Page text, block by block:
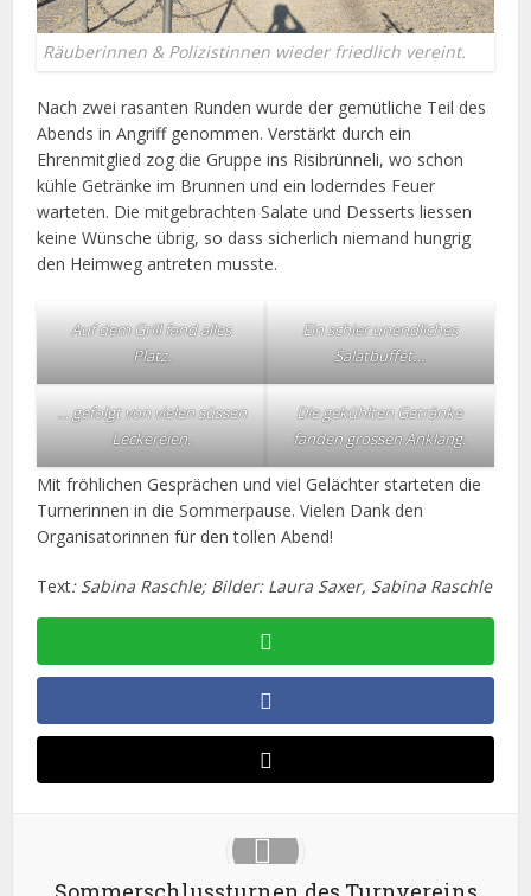
Räuberinnen & Polizistinnen wieder friedlich vereint.
Nach zwei rasanten Runden wurde der gemütliche Teil des
Abends in Angriff genommen. Verstärkt durch ein
Ehrenmitglied zog die Gruppe ins Risibrünneli, wo schon
kühle Getränke im Brunnen und ein loderndes Feuer
warteten. Die mitgebrachten Salate und Desserts liessen
keine Wünsche übrig, so dass sicherlich niemand hungrig
den Heimweg antreten musste.
Auf dem Grill fand alles
Platz.
Ein schier unendliches
Salatbuffet…
… gefolgt von vielen süssen
Leckereien.
Die gekühlten Getränke
fanden grossen Anklang.
Mit fröhlichen Gesprächen und viel Gelächter starteten die
Turnerinnen in die Sommerpause. Vielen Dank den
Organisatorinnen für den tollen Abend!
Text: Sabina Raschle; Bilder: Laura Saxer, Sabina Raschle